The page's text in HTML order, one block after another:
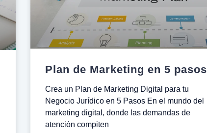
Plan de Marketing en 5 pasos
Crea un Plan de Marketing Digital para tu
Negocio Jurídico en 5 Pasos En el mundo del
marketing digital, donde las demandas de
atención compiten